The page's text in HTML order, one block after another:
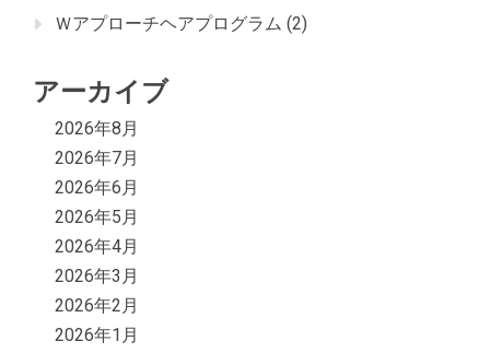
Ｗアプローチヘアプログラム (2)
アーカイブ
2026年8月
2026年7月
2026年6月
2026年5月
2026年4月
2026年3月
2026年2月
2026年1月